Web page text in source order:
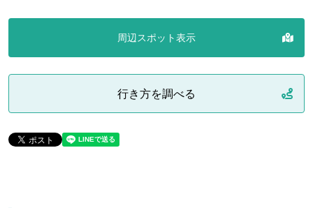
周辺スポット表示
行き方を調べる